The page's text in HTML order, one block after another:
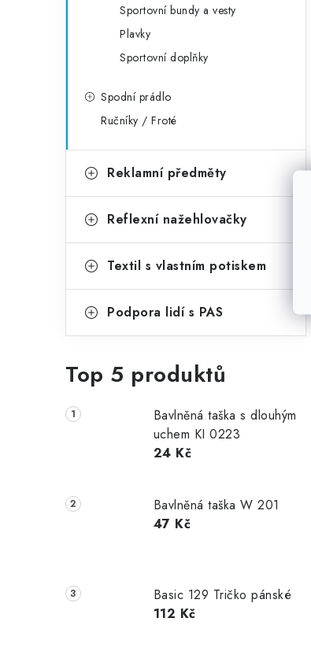
Sportovní bundy a vesty
Plavky
Sportovní doplňky
Spodní prádlo
Ručníky / Froté
Reklamní předměty
Reflexní nažehlovačky
Textil s vlastním potiskem
Podpora lidí s PAS
Top 5 produktů
Bavlněná taška s dlouhým
uchem KI 0223
24 Kč
Bavlněná taška W 201
47 Kč
Basic 129 Tričko pánské
112 Kč